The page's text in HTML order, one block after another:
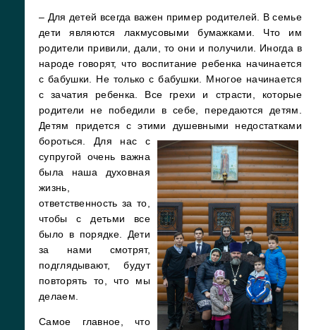
– Для детей всегда важен пример родителей. В семье
дети являются лакмусовыми бумажками. Что им
родители привили, дали, то они и получили. Иногда в
народе говорят, что воспитание ребенка начинается
с бабушки. Не только с бабушки. Многое начинается
с зачатия ребенка. Все грехи и страсти, которые
родители не победили в себе, передаются детям.
Детям придется с этими душевными недостатками
бороться. Для нас с
супругой очень важна
была наша духовная
жизнь,
ответственность за то,
чтобы с детьми все
было в порядке. Дети
за нами смотрят,
подглядывают, будут
повторять то, что мы
делаем.
Самое главное, что